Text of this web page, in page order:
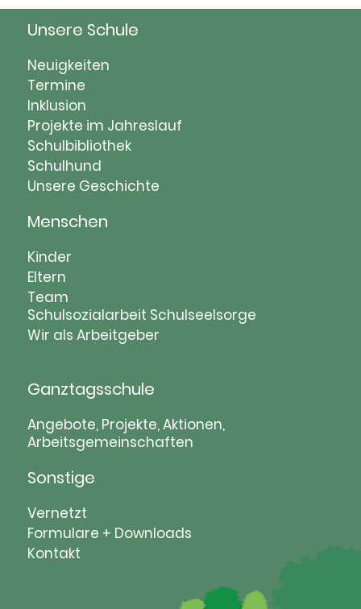
Unsere Schule
Navigation
überspringen
Neuigkeiten
Termine
Inklusion
Projekte im Jahreslauf
Schulbibliothek
Schulhund
Unsere Geschichte
Menschen
Navigation
überspringen
Kinder
Eltern
Team
Schulsozialarbeit Schulseelsorge
Wir als Arbeitgeber
Ganztagsschule
Navigation
überspringen
Angebote, Projekte, Aktionen,
Arbeitsgemeinschaften
Sonstige
Navigation
überspringen
Vernetzt
Formulare + Downloads
Kontakt